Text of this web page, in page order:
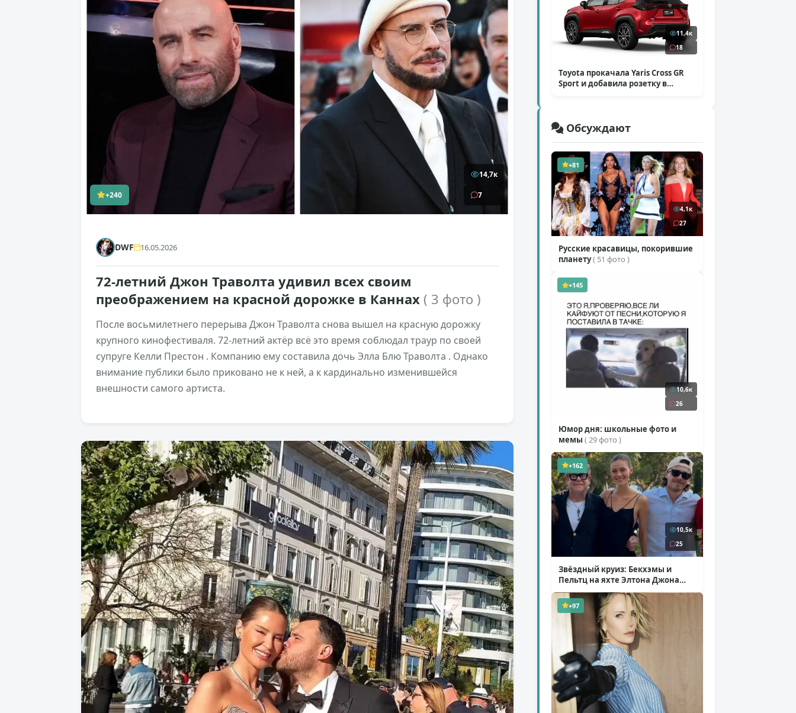
+240
14,7к
7
DWF 16.05.2026
72-летний Джон Траволта удивил всех своим
преображением на красной дорожке в Каннах ( 3 фото )
После восьмилетнего перерыва Джон Траволта снова вышел на красную дорожку
крупного кинофестиваля. 72-летний актёр всё это время соблюдал траур по своей
супруге Келли Престон . Компанию ему составила дочь Элла Блю Траволта . Однако
внимание публики было приковано не к ней, а к кардинально изменившейся
внешности самого артиста.
11,4к
18
Toyota прокачала Yaris Cross GR
Sport и добавила розетку в
Обсуждают
+81
4,1к
27
Русские красавицы, покорившие
планету( 51 фото )
+145
10,6к
26
Юмор дня: школьные фото и
мемы ( 29 фото )
+162
10,5к
25
Звёздный круиз: Бекхэмы и
Пельтц на яхте Элтона Джона
( 12 фото )
+97